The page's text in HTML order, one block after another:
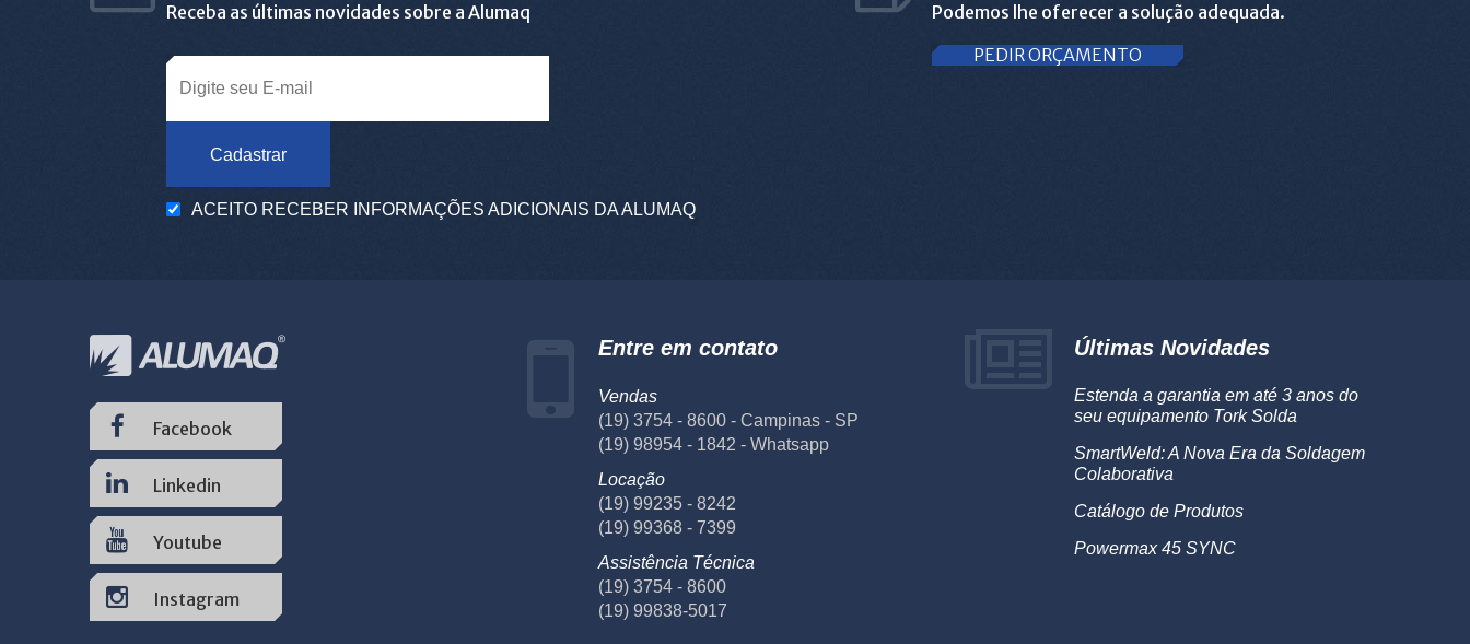
Receba as últimas novidades sobre a Alumaq
Cadastrar
ACEITO RECEBER INFORMAÇÕES ADICIONAIS DA ALUMAQ
Podemos lhe oferecer a solução adequada.
PEDIR ORÇAMENTO
Facebook
Linkedin
Youtube
Instagram
Entre em contato
Vendas
(19) 3754 - 8600 - Campinas - SP
(19) 98954 - 1842 - Whatsapp
Locação
(19) 99235 - 8242
(19) 99368 - 7399
Assistência Técnica
(19) 3754 - 8600
(19) 99838-5017
Últimas Novidades
Estenda a garantia em até 3 anos do
seu equipamento Tork Solda
SmartWeld: A Nova Era da Soldagem
Colaborativa
Catálogo de Produtos
Powermax 45 SYNC